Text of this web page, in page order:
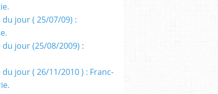
du jour ( 25/07/09) :
du jour (25/08/2009) :
du jour ( 26/11/2010 ) : Franc-